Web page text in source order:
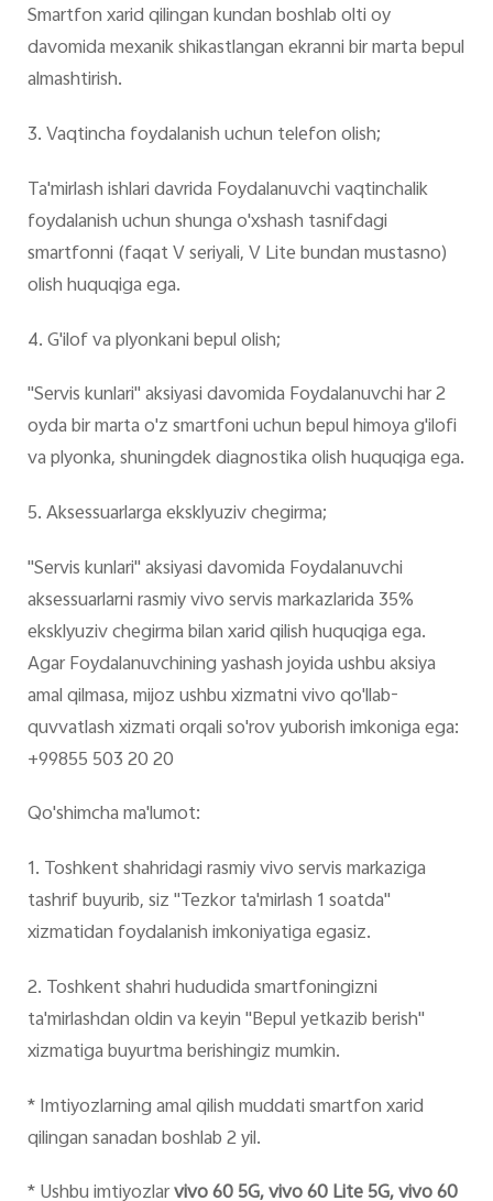
Smartfon xarid qilingan kundan boshlab olti oy
davomida mexanik shikastlangan ekranni bir marta bepul
almashtirish.
3. Vaqtincha foydalanish uchun telefon olish;
Ta'mirlash ishlari davrida Foydalanuvchi vaqtinchalik
foydalanish uchun shunga o'xshash tasnifdagi
smartfonni (faqat V seriyali, V Lite bundan mustasno)
olish huquqiga ega.
4. G'ilof va plyonkani bepul olish;
"Servis kunlari" aksiyasi davomida Foydalanuvchi har 2
oyda bir marta o'z smartfoni uchun bepul himoya g'ilofi
va plyonka, shuningdek diagnostika olish huquqiga ega.
5. Aksessuarlarga eksklyuziv chegirma;
"Servis kunlari" aksiyasi davomida Foydalanuvchi
aksessuarlarni rasmiy vivo servis markazlarida 35%
eksklyuziv chegirma bilan xarid qilish huquqiga ega.
Agar Foydalanuvchining yashash joyida ushbu aksiya
amal qilmasa, mijoz ushbu xizmatni vivo qo'llab-
quvvatlash xizmati orqali so'rov yuborish imkoniga ega:
+99855 503 20 20
Qo'shimcha ma'lumot:
1. Toshkent shahridagi rasmiy vivo servis markaziga
tashrif buyurib, siz "Tezkor ta'mirlash 1 soatda"
xizmatidan foydalanish imkoniyatiga egasiz.
2. Toshkent shahri hududida smartfoningizni
ta'mirlashdan oldin va keyin "Bepul yetkazib berish"
xizmatiga buyurtma berishingiz mumkin.
* Imtiyozlarning amal qilish muddati smartfon xarid
qilingan sanadan boshlab 2 yil.
* Ushbu imtiyozlarvivo 60 5G, vivo 60 Lite 5G, vivo 60